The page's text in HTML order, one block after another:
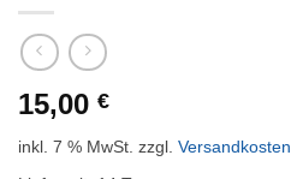
15,00 €
inkl. 7 % MwSt. zzgl. Versandkosten